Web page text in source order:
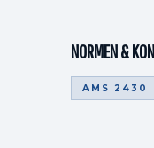
NORMEN &
AMS 2430